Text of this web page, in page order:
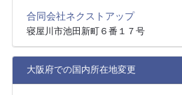
合同会社ネクストアップ
寝屋川市池田新町６番１７号
大阪府での国内所在地変更